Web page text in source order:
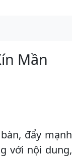
Mần
đẩy mạnh
với nội dung,